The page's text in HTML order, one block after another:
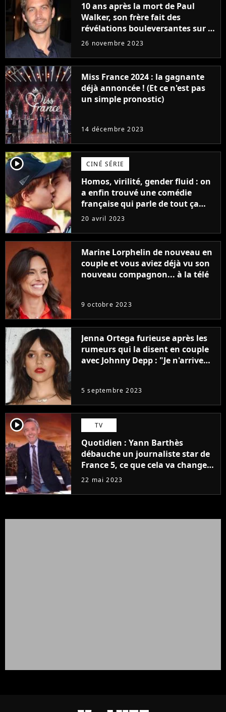
10 ans après la mort de Paul
Walker, son frère fait des
révélations bouleversantes sur la
réaction des acteurs de Fast and
26 novembre 2023
Miss France 2024 : la gagnante
déjà annoncée ! (Et ce n'est pas
un simple pronostic)
14 décembre 2023
player2 CINÉ SÉRIE
Homos, virilité, gender fluid : on
a enfin trouvé une comédie
française qui parle de tout ça
sans être super ringarde
20 avril 2023
Marine Lorphelin de nouveau en
couple et vous aviez déjà vu son
nouveau compagnon... à la télé
9 octobre 2023
Jenna Ortega furieuse après les
rumeurs qui la disent en couple
avec Johnny Depp : "Je n'arrive
5 septembre 2023
player2 TV
Quotidien : Yann Barthès
débauche un journaliste star de
France 5, ce que cela va changer
à la rentrée
22 mai 2023